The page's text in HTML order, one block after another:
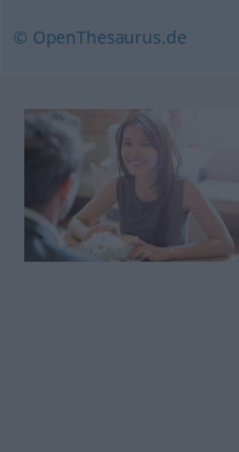
© OpenThesaurus.de